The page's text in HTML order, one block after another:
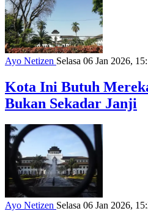
Ayo Netizen Selasa 06 Jan 2026,
Kota Ini Butuh
Bukan Sekadar Janji
Ayo Netizen Selasa 06 Jan 2026,